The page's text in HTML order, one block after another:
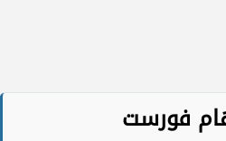
فورست